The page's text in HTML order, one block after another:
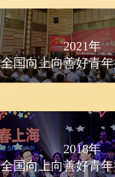
2021年
全国向上向善好青
2018年
全国向上向善好青